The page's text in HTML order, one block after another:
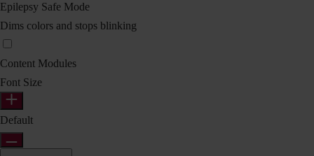
Epilepsy Safe Mode
Dims colors and stops blinking
Content Modules
Font Size
Default